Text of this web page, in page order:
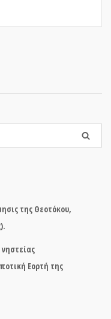
της Θεοτόκου,
Εορτή της